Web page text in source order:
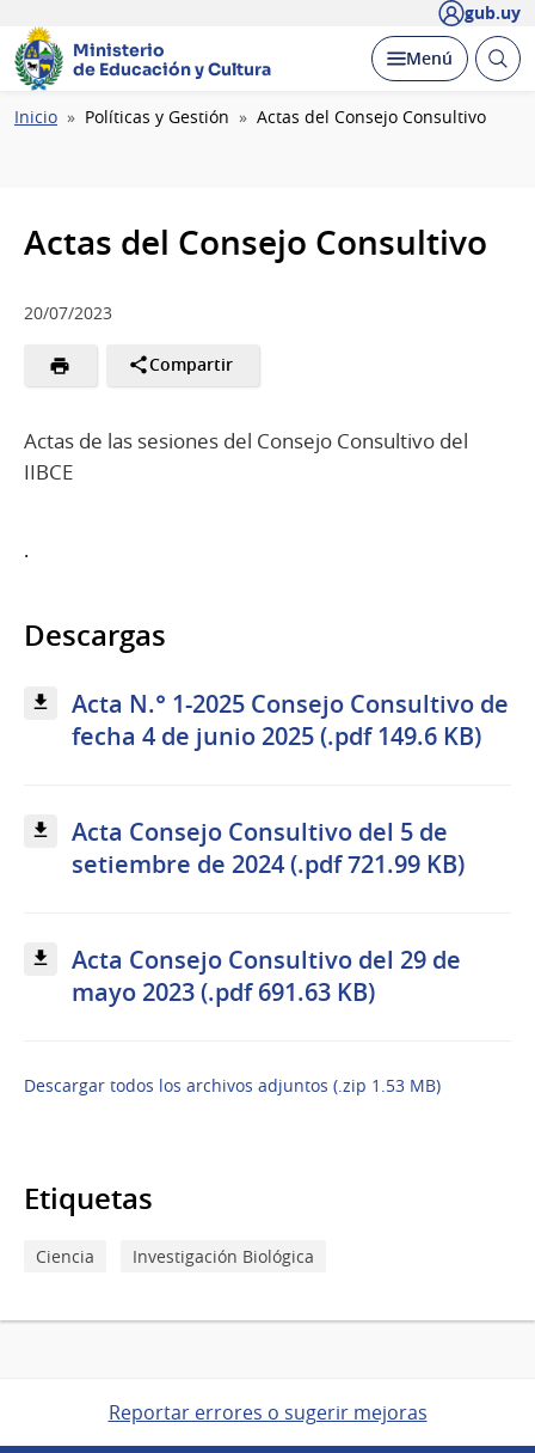
gub.uy
Ministerio
de Educación y Cultura
Desplegar
Menú Abrir
Ruta
Inicio Políticas y Gestión Actas del Consejo Consultivo
Actas del Consejo Consultivo
20/07/2023
Compartir
Actas de las sesiones del Consejo Consultivo del
IIBCE
.
Descargas
Acta N.° 1-2025 Consejo Consultivo de
fecha 4 de junio 2025 (.pdf 149.6 KB)
Acta Consejo Consultivo del 5 de
setiembre de 2024 (.pdf 721.99 KB)
Acta Consejo Consultivo del 29 de
mayo 2023 (.pdf 691.63 KB)
Descargar todos los archivos adjuntos (.zip 1.53 MB)
Etiquetas
Ciencia Investigación Biológica
Reportar errores o sugerir mejoras